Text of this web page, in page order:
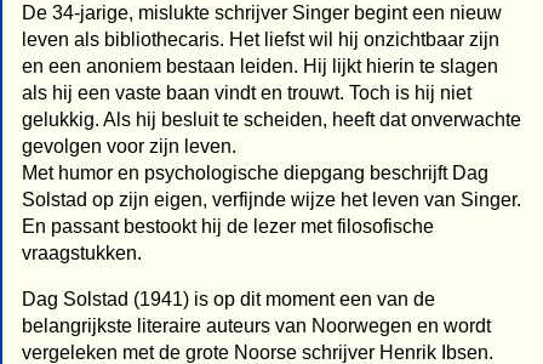
De 34-jarige, mislukte schrijver Singer begint een nieuw
leven als bibliothecaris. Het liefst wil hij onzichtbaar zijn
en een anoniem bestaan leiden. Hij lijkt hierin te slagen
als hij een vaste baan vindt en trouwt. Toch is hij niet
gelukkig. Als hij besluit te scheiden, heeft dat onverwachte
gevolgen voor zijn leven.
Met humor en psychologische diepgang beschrijft Dag
Solstad op zijn eigen, verfijnde wijze het leven van Singer.
En passant bestookt hij de lezer met filosofische
vraagstukken.
Dag Solstad (1941) is op dit moment een van de
belangrijkste literaire auteurs van Noorwegen en wordt
vergeleken met de grote Noorse schrijver Henrik Ibsen.